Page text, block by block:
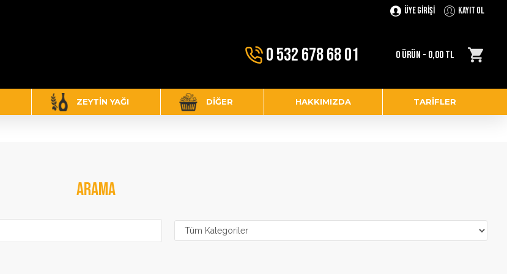
Üye Girişi Kayıt Ol
0 532 678 68 01 0 ÜRÜN - 0,00 TL
ZEYTIN YAĞI DIĞER HAKKIMIZDA TARIFLER
ARAMA